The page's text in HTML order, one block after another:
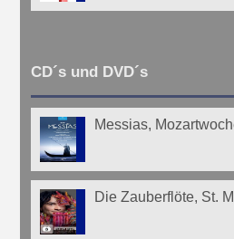
CD´s und DVD´s
Messias,
Die Zauberflöte, St.